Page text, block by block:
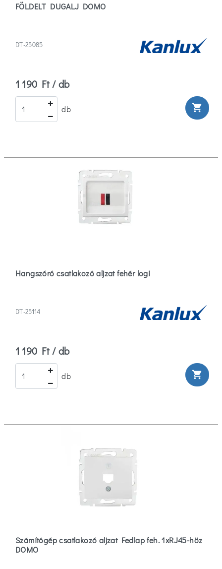
FÖLDELT DUGALJ DOMO
DT-25085
1 190 Ft / db
db shopping_cart
Hangszóró csatlakozó aljzat fehér logi
DT-25114
1 190 Ft / db
db shopping_cart
Számítógép csatlakozó aljzat Fedlap feh. 1xRJ45-höz
DOMO